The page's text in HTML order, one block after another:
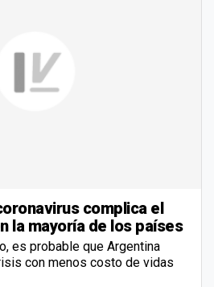
complica el
la mayoría de los países
es probable que Argentina
con menos costo de vidas